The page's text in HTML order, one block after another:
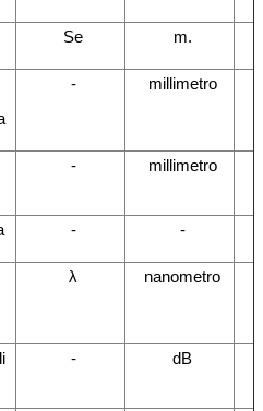
Se m.
- millimetro
- millimetro
- -
λ nanometro
- dB